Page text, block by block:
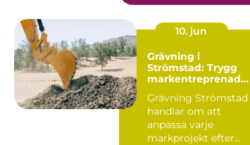
genomtänkt...
10. jun
Grävning i
Strömstad: Trygg
markentreprenad
Grävning Strömstad
handlar om att
anpassa varje
markprojekt efter